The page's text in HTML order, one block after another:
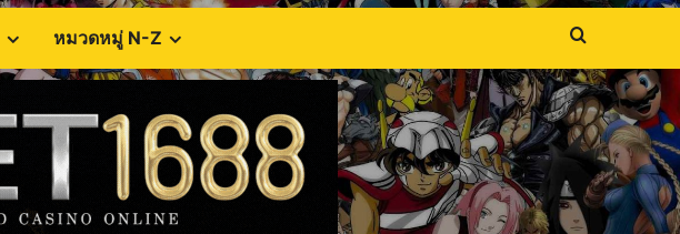
หมวดหมู่ N-Z